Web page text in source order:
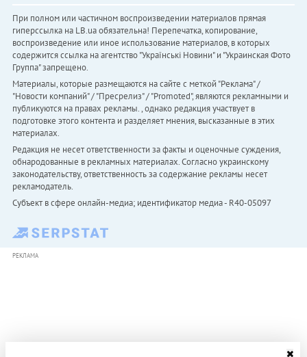
При полном или частичном воспроизведении материалов прямая
гиперссылка на LB.ua обязательна! Перепечатка, копирование,
воспроизведение или иное использование материалов, в которых
содержится ссылка на агентство "Українськi Новини" и "Украинская Фото
Группа" запрещено.
Материалы, которые размещаются на сайте с меткой "Реклама" /
"Новости компаний" / "Пресрелиз" / "Promoted", являются рекламными и
публикуются на правах рекламы. , однако редакция участвует в
подготовке этого контента и разделяет мнения, высказанные в этих
материалах.
Редакция не несет ответственности за факты и оценочные суждения,
обнародованные в рекламных материалах. Согласно украинскому
законодательству, ответственность за содержание рекламы несет
рекламодатель.
Субъект в сфере онлайн-медиа; идентификатор медиа - R40-05097
РЕКЛАМА